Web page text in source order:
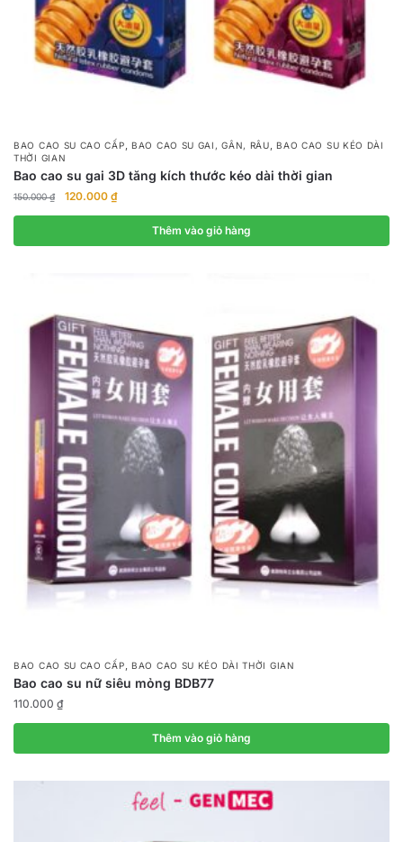
BAO CAO SU CAO CẤP ,BAO CAO SU GAI, GÂN, RÂU ,BAO CAO SU KÉO DÀI
THỜI GIAN
Bao cao su gai 3D tăng kích thước kéo dài thời gian
150.000₫
Giá
150.000 ₫.
120.000 ₫Giá
là:
Thêm vào giỏ hàng
BAO CAO SU CAO CẤP ,BAO CAO SU KÉO DÀI THỜI GIAN
Bao cao su nữ siêu mỏng BDB77
110.000 ₫
Thêm vào giỏ hàng